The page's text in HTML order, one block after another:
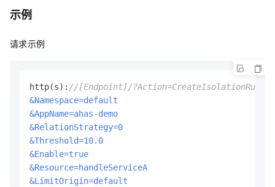
示例
请求示例
http(s): //[Endpoint]/?Action=CreateIsolationRule
&Namespace=default
&AppName=ahas-demo
&RelationStrategy=0
&Threshold=10.0
&Enable=true
&Resource=handleServiceA
&LimitOrigin=default